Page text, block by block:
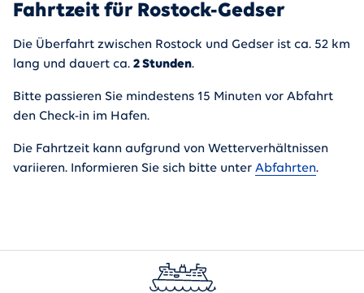
Fahrtzeit für Rostock-Gedser
Die Überfahrt zwischen Rostock und Gedser ist ca. 52 km
lang und dauert ca. 2 Stunden.
Bitte passieren Sie mindestens 15 Minuten vor Abfahrt
den Check-in im Hafen.
Die Fahrtzeit kann aufgrund von Wetterverhältnissen
variieren. Informieren Sie sich bitte unter Abfahrten.